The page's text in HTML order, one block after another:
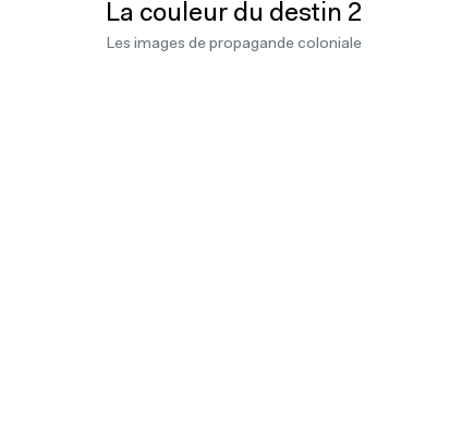
La couleur du destin 2
Les images de propagande coloniale